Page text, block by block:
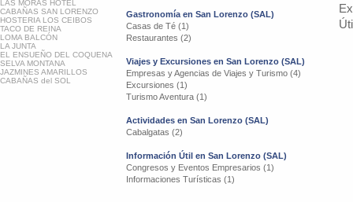
LAS MORAS HOTEL
CABAÑAS SAN LORENZO
HOSTERIA LOS CEIBOS
TACO DE REINA
LOMA BALCÓN
LA JUNTA
EL ENSUEÑO DEL COQUENA
SELVA MONTANA
JAZMINES AMARILLOS
CABAÑAS del SOL
Gastronomía en San Lorenzo (SAL)
Casas de Té (1)
Restaurantes (2)
Viajes y Excursiones en San Lorenzo (SAL)
Empresas y Agencias de Viajes y Turismo (4)
Excursiones (1)
Turismo Aventura (1)
Actividades en San Lorenzo (SAL)
Cabalgatas (2)
Información Útil en San Lorenzo (SAL)
Congresos y Eventos Empresarios (1)
Informaciones Turísticas (1)